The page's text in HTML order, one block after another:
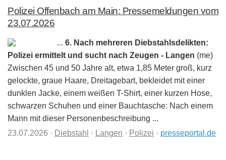
Polizei Offenbach am Main: Pressemeldungen vom
23.07.2026
... 6. Nach mehreren Diebstahlsdelikten:
Polizei ermittelt und sucht nach Zeugen - Langen (me)
Zwischen 45 und 50 Jahre alt, etwa 1,85 Meter groß, kurz
gelockte, graue Haare, Dreitagebart, bekleidet mit einer
dunklen Jacke, einem weißen T-Shirt, einer kurzen Hose,
schwarzen Schuhen und einer Bauchtasche: Nach einem
Mann mit dieser Personenbeschreibung ...
23.07.2026 · Diebstahl · Langen · Polizei · presseportal.de